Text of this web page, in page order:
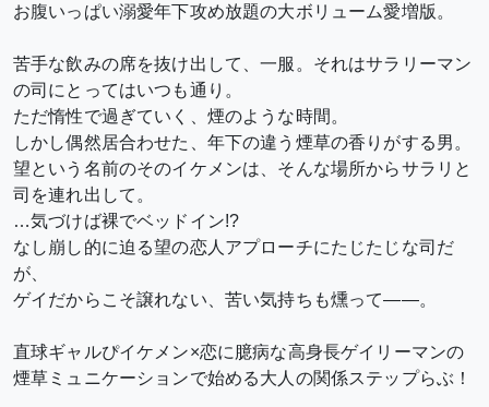
お腹いっぱい溺愛年下攻め放題の大ボリューム愛増版。
苦手な飲みの席を抜け出して、一服。 それはサラリーマン
の司にとってはいつも通り。
ただ惰性で過ぎていく、煙のような時間。
しかし偶然居合わせた、年下の違う煙草の香りがする男。
望という名前のそのイケメンは、そんな場所からサラリと
司を連れ出して。
…気づけば裸でベッドイン!?
なし崩し的に迫る望の恋人アプローチにたじたじな司だ
が、
ゲイだからこそ譲れない、苦い気持ちも燻って――。
直球ギャルぴイケメン×恋に臆病な高身長ゲイリーマンの
煙草ミュニケーションで始める大人の関係ステップらぶ！